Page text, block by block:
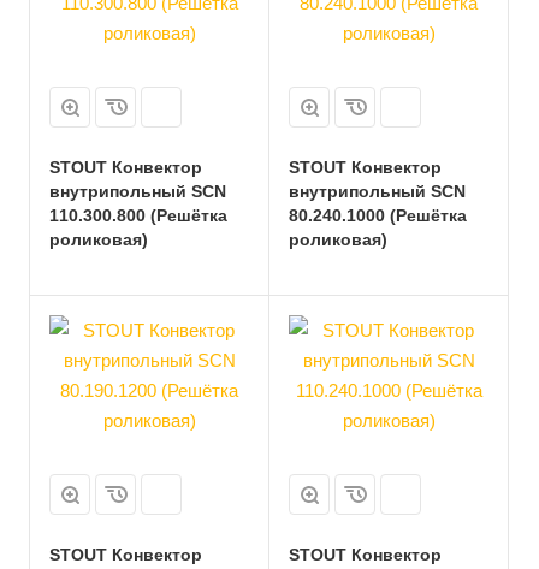
STOUT Конвектор
внутрипольный SCN
110.300.800 (Решётка
роликовая)
STOUT Конвектор
внутрипольный SCN
80.240.1000 (Решётка
роликовая)
STOUT Конвектор
STOUT Конвектор